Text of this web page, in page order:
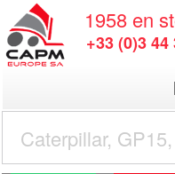
1958 en
+33 (0)3 44